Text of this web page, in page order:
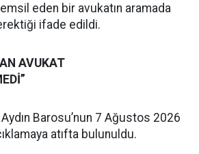
eden bir avukatın aramada
ifade edildi.
AVUKAT
Barosu’nun 7 Ağustos 2026
atıfta bulunuldu.